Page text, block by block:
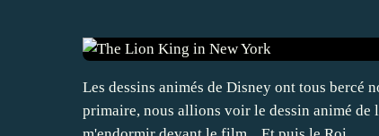
Les dessins animés de Disney ont tous bercé
primaire, nous allions voir le dessin animé de